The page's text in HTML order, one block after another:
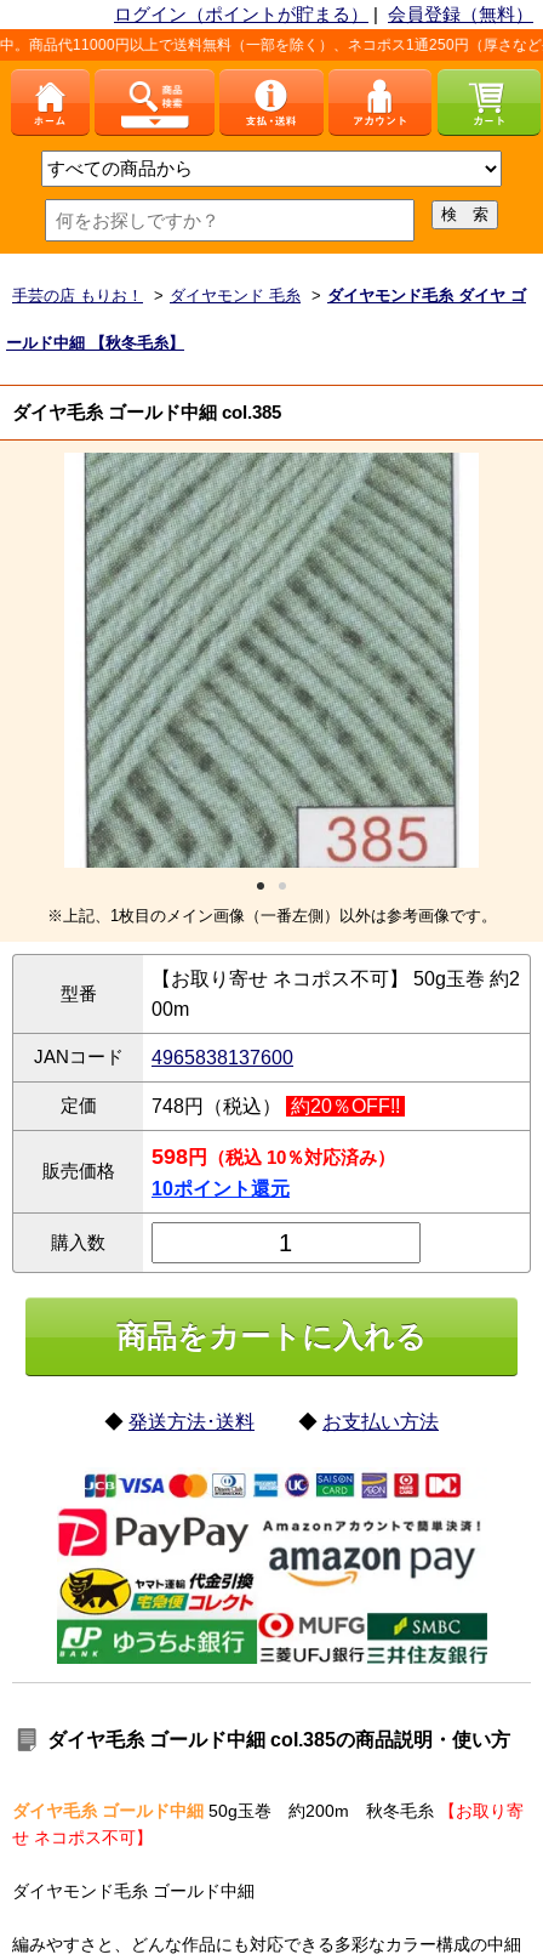
ログイン（ポイントが貯まる） | 会員登録（無料）
円以上で送料無料（一部を除く）、ネコポス1通250円（厚さなど条件あり）。
手芸の店 もりお！ > ダイヤモンド 毛糸 > ダイヤモンド毛糸 ダイヤ ゴ
ールド中細 【秋冬毛糸】
ダイヤ毛糸 ゴールド中細 col.385
※上記、1枚目のメイン画像（一番左側）以外は参考画像です。
型番
【お取り寄せ ネコポス不可】 50g玉巻 約2
00m
JANコード 4965838137600
定価 748円（税込） 約20％OFF!!
販売価格
598円
（税込 10％対応済み）
10ポイント還元
購入数
◆ 発送方法･送料 ◆ お支払い方法
ダイヤ毛糸 ゴールド中細 col.385の商品説明・使い方
ダイヤ毛糸 ゴールド中細 50g玉巻 約200m 秋冬毛糸
【お取り寄
せ ネコポス不可】
ダイヤモンド毛糸 ゴールド中細
編みやすさと、どんな作品にも対応できる多彩なカラー構成の中細